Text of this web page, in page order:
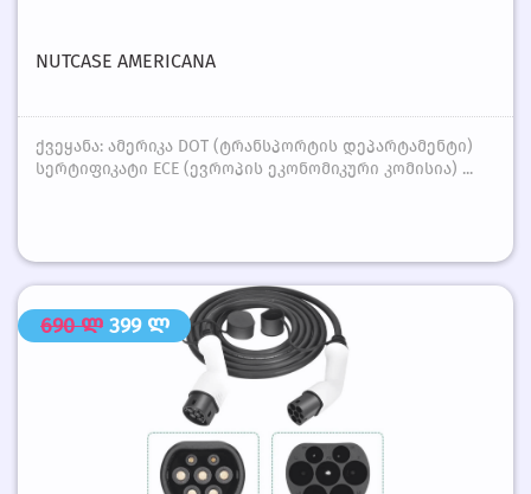
NUTCASE AMERICANA
ქვეყანა: ამერიკა DOT (ტრანსპორტის დეპარტამენტი)
სერტიფიკატი ECE (ევროპის ეკონომიკური კომისია) ...
690 ლ 399 ლ